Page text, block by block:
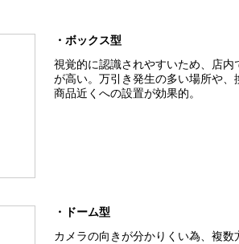
・ボックス型
視覚的に認識されやすいため、店内
が高い。万引き発生の多い場所や、
商品近くへの設置が効果的。
・ドーム型
カメラの向きが分かりくい為、複数